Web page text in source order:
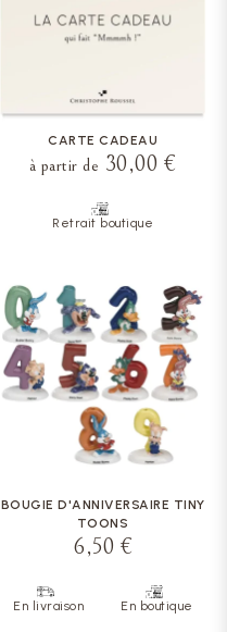
CARTE CADEAU
à partir de 30,00 €
Retrait boutique
BOUGIE D'ANNIVERSAIRE TINY
TOONS
6,50 €
En livraison En boutique